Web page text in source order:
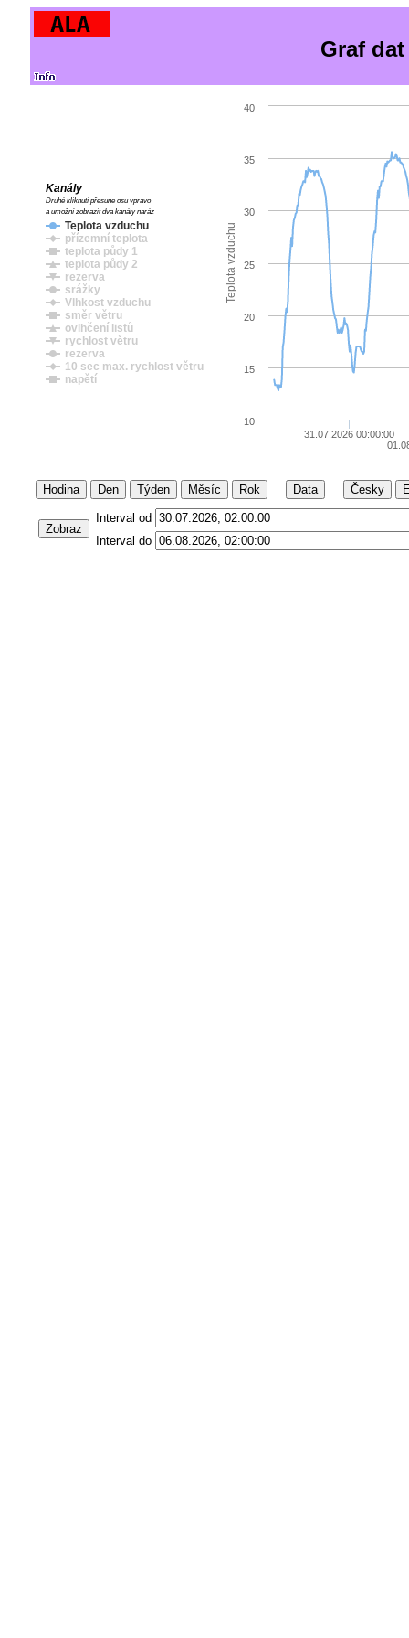
Graf
Teplota vzduchu
Teplota vzduchu
přízemní teplota
teplota půdy 1
teplota půdy 2
rezerva
srážky
Vlhkost vzduchu
směr větru
ovlhčení listů
rychlost větru
rezerva
10 sec max. rychlost větru
napětí
Kanály
Druhé kliknutí přesune osu vpravo
a umožní zobrazit dva kanály naráz
31.07.2026 00:00:00
10
15
20
25
30
35
40
Hodina Den Týden Měsíc Rok Data Česky
Zobraz
Interval od
Interval do